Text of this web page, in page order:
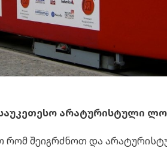
არატურისტული
რომ შეიგრძნოთ და